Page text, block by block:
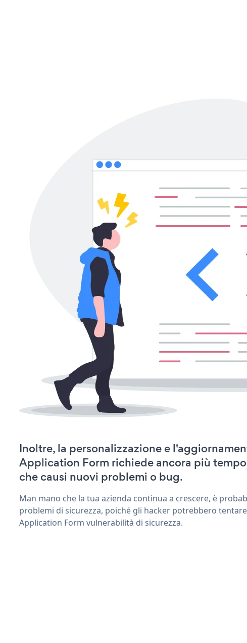
Inoltre, la personalizzazione e
Application Form richiede ancora più
che causi nuovi problemi o bug.
Man mano che la tua azienda continua a crescere, è
problemi di sicurezza, poiché gli hacker potrebbero
Application Form vulnerabilità di sicurezza.